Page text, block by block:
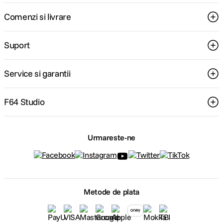
Comenzi si livrare
Suport
Service si garantii
F64 Studio
Urmareste-ne
Metode de plata